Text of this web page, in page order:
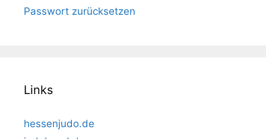
Passwort zurücksetzen
Links
hessenjudo.de